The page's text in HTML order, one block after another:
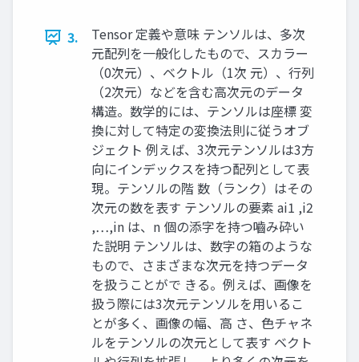
3.
Tensor 定義や意味 テンソルは、多次
元配列を一般化したもので、スカラー
（0次元）、ベクトル（1次 元）、行列
（2次元）などを含む高次元のデータ
構造。数学的には、テンソルは座標 変
換に対して特定の変換法則に従うオブ
ジェクト 例えば、3次元テンソルは3方
向にインデックスを持つ配列として表
現。テンソルの階 数（ランク）はその
次元の数を表す テンソルの要素 ai1 ,i2
,…,in は、n 個の添字を持つ ​ ​ ​ ​ 嚙み砕い
た説明 テンソルは、数字の箱のような
もので、さまざまな次元を持つデータ
を扱うことがで きる。例えば、画像を
扱う際には3次元テンソルを用いるこ
とが多く、画像の幅、高 さ、色チャネ
ルをテンソルの次元として表す ベクト